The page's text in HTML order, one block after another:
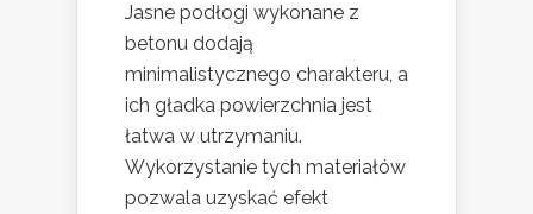
Jasne podłogi wykonane z
betonu dodają
minimalistycznego charakteru, a
ich gładka powierzchnia jest
łatwa w utrzymaniu.
Wykorzystanie tych materiałów
pozwala uzyskać efekt